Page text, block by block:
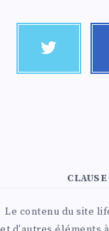
Le contenu du site